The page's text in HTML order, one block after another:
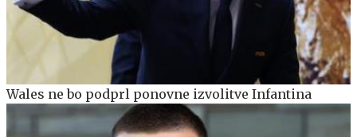
Wales ne bo podprl ponovne izvolitve Infantina